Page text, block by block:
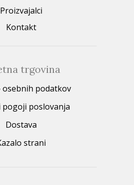
Proizvajalci
Kontakt
trgovina
osebnih podatkov
pogoji poslovanja
Dostava
strani